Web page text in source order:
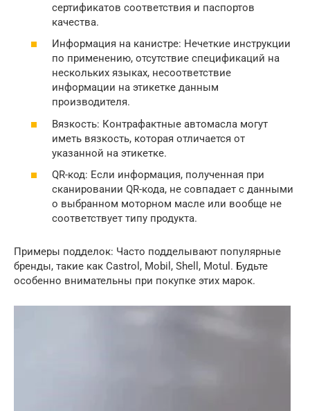
сертификатов соответствия и паспортов
качества.
Информация на канистре: Нечеткие инструкции
по применению, отсутствие спецификаций на
нескольких языках, несоответствие
информации на этикетке данным
производителя.
Вязкость: Контрафактные автомасла могут
иметь вязкость, которая отличается от
указанной на этикетке.
QR-код: Если информация, полученная при
сканировании QR-кода, не совпадает с данными
о выбранном моторном масле или вообще не
соответствует типу продукта.
Примеры подделок: Часто подделывают популярные
бренды, такие как Castrol, Mobil, Shell, Motul. Будьте
особенно внимательны при покупке этих марок.